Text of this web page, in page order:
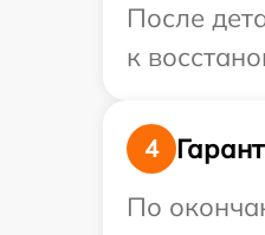
После
к
4
По